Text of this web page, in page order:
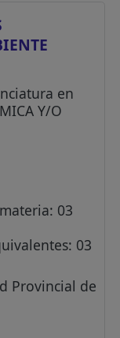
en
Y/O
03
03
Provincial de